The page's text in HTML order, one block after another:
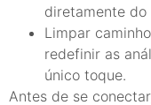
diretamente
Limpar
redefinir as
único toque.
Antes de se